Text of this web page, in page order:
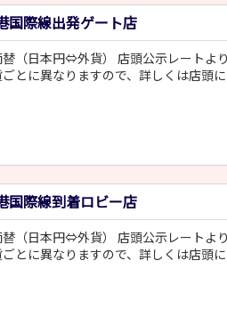
港国際線出発ゲート店
替（日本円⇔外貨） 店頭公示レートよ
とに異なりますので、詳しくは店頭
国際線到着ロビー店
替（日本円⇔外貨） 店頭公示レートよ
とに異なりますので、詳しくは店頭